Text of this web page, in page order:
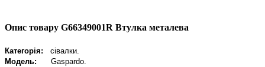
Опис товару G66349001R Втулка металева
Категорія: сівалки.
Модель: Gaspardo.